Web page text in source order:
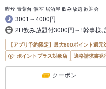
喫煙 青葉台 個室 居酒屋 飲み放題 歓迎会
3001～4000円
2H飲み放題付3000円～! 幹事様､
【アプリ予約限定】最大800ポイント還元
ポイントプラス対象店
適格請求書発
クーポン